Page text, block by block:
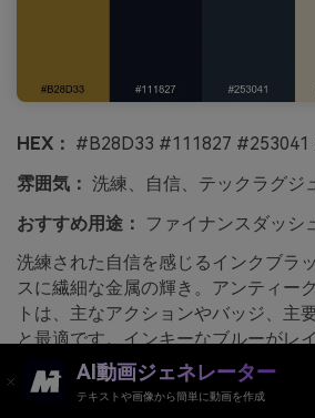
HEX： #B28D33 #111827 #253041
雰囲気： 洗練、自信、テックラグジ
おすすめ用途：
ファイナンスダッシ
洗練された自信を感じるインクブラ
スに繊細な金属の輝き。アンティー
トは、主なアクションやバッジ、主
と最適です。インキーなブルーがレ
たたかみのあるパーチメントの中間
に冷たさを感じさせません。ヒント
AI動画ジェネレーター
テキストや画像から簡単に動画を作成